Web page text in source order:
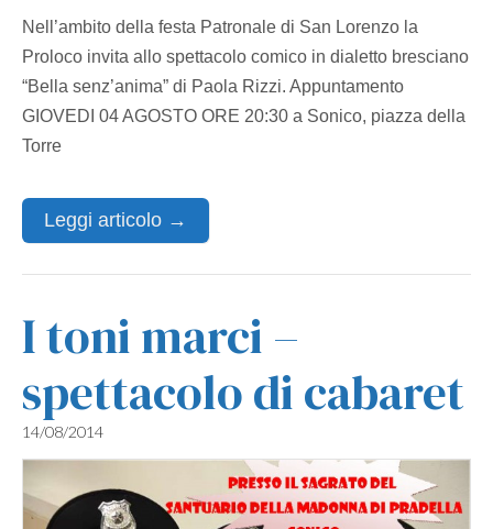
Nell’ambito della festa Patronale di San Lorenzo la
Proloco invita allo spettacolo comico in dialetto bresciano
“Bella senz’anima” di Paola Rizzi. Appuntamento
GIOVEDI 04 AGOSTO ORE 20:30 a Sonico, piazza della
Torre
Leggi articolo →
I toni marci –
spettacolo di cabaret
14/08/2014